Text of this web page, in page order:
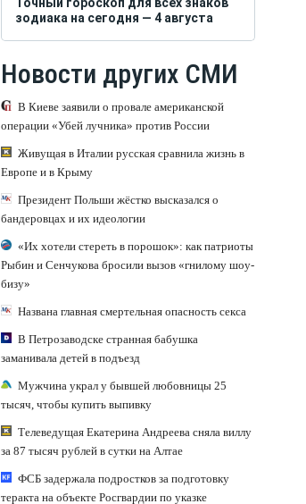
зодиака на сегодня — 4 августа
Новости других СМИ
В Киеве заявили о провале американской
операции «Убей лучника» против России
Живущая в Италии русская сравнила жизнь в
Европе и в Крыму
Президент Польши жёстко высказался о
бандеровцах и их идеологии
«Их хотели стереть в порошок»: как патриоты
Рыбин и Сенчукова бросили вызов «гнилому шоу-
бизу»
Названа главная смертельная опасность секса
В Петрозаводске странная бабушка
заманивала детей в подъезд
Мужчина украл у бывшей любовницы 25
тысяч, чтобы купить выпивку
Телеведущая Екатерина Андреева сняла виллу
за 87 тысяч рублей в сутки на Алтае
ФСБ задержала подростков за подготовку
теракта на объекте Росгвардии по указке